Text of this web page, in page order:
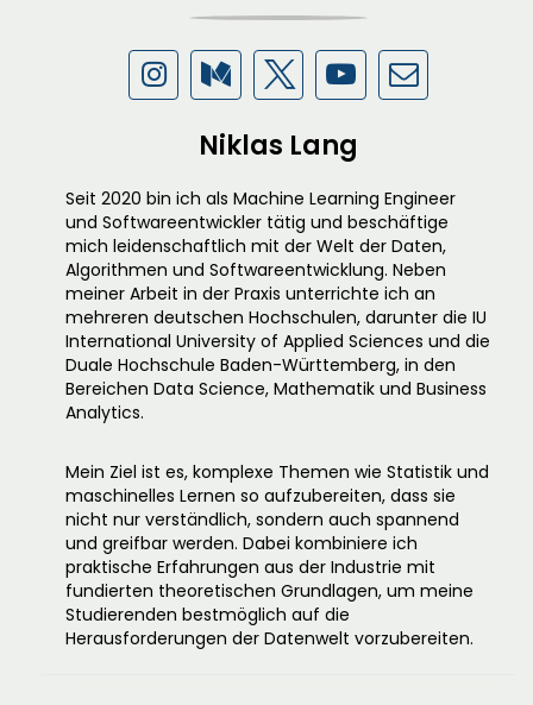
Niklas Lang
Seit 2020 bin ich als Machine Learning Engineer
und Softwareentwickler tätig und beschäftige
mich leidenschaftlich mit der Welt der Daten,
Algorithmen und Softwareentwicklung. Neben
meiner Arbeit in der Praxis unterrichte ich an
mehreren deutschen Hochschulen, darunter die IU
International University of Applied Sciences und die
Duale Hochschule Baden-Württemberg, in den
Bereichen Data Science, Mathematik und Business
Analytics.
Mein Ziel ist es, komplexe Themen wie Statistik und
maschinelles Lernen so aufzubereiten, dass sie
nicht nur verständlich, sondern auch spannend
und greifbar werden. Dabei kombiniere ich
praktische Erfahrungen aus der Industrie mit
fundierten theoretischen Grundlagen, um meine
Studierenden bestmöglich auf die
Herausforderungen der Datenwelt vorzubereiten.